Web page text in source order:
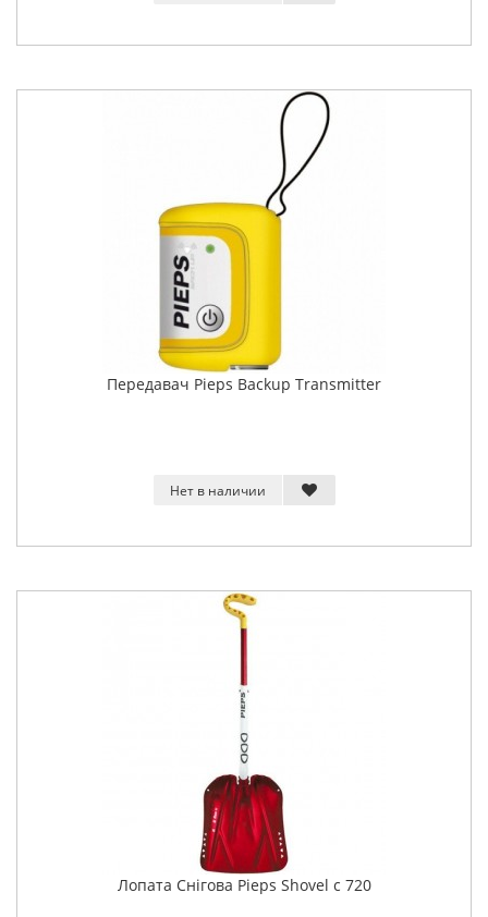
Передавач Pieps Backup Transmitter
Нет в наличии
Лопата Снігова Pieps Shovel c 720